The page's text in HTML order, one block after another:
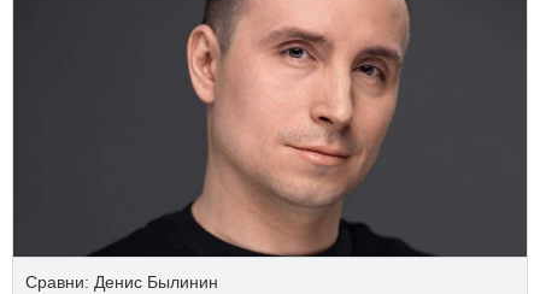
Сравни: Денис Былинин